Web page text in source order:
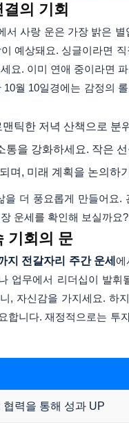
의 기회
서 사랑 운은 가장 밝은
예상돼요. 싱글이라면
요. 이미 연애 중이라면
월 10일경에는 감정의
틱한 저녁 산책으로 분
을 강화하세요. 작은
며, 미래 계획을 논의하
을 더 풍요롭게 만들어요.
운세를 확인해 보실까요?
기회의 문
지 전갈자리 주간 운세에
업무에서 리더십이 발
, 자신감을 가지세요. 하
합니다. 재정적으로는 투
협력을 통해 성과 UP